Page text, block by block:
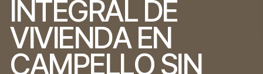
INTEGRAL DE
VIVIENDA EN
CAMPELLO SIN